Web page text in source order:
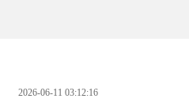
2026-06-11 03:12:16